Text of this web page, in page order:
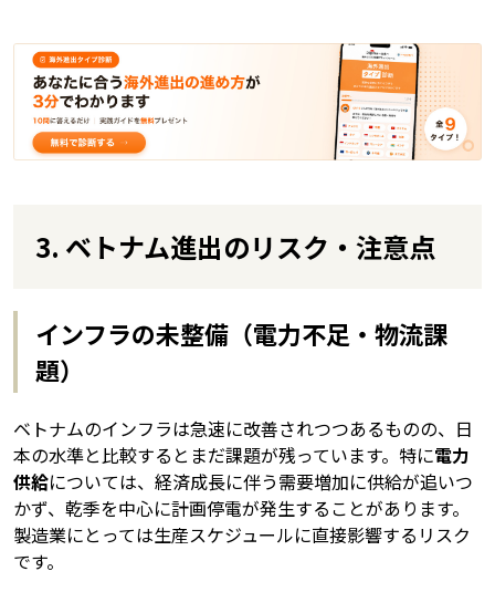
3. ベトナム進出のリスク・注意点
インフラの未整備（電力不足・物流課
題）
ベトナムのインフラは急速に改善されつつあるものの、日
本の水準と比較するとまだ課題が残っています。特に電力
供給については、経済成長に伴う需要増加に供給が追いつ
かず、乾季を中心に計画停電が発生することがあります。
製造業にとっては生産スケジュールに直接影響するリスク
です。